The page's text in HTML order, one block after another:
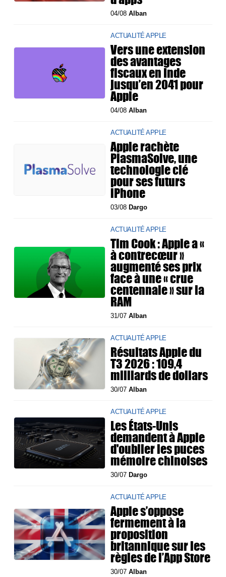
04/08Alban
ACTUALITÉ APPLE
Vers une extension
des avantages
fiscaux en Inde
jusqu’en 2041 pour
Apple
04/08Alban
ACTUALITÉ APPLE
Apple rachète
PlasmaSolve, une
technologie clé
pour ses futurs
iPhone
03/08 Dargo
ACTUALITÉ APPLE
Tim Cook : Apple a «
à contrecœur »
augmenté ses prix
face à une « crue
centennale » sur la
RAM
31/07Alban
ACTUALITÉ APPLE
Résultats Apple du
T3 2026 : 109,4
milliards de dollars
30/07Alban
ACTUALITÉ APPLE
Les États-Unis
demandent à Apple
d'oublier les puces
mémoire chinoises
30/07 Dargo
ACTUALITÉ APPLE
Apple s’oppose
fermement à la
proposition
britannique sur les
règles de l’App Store
30/07Alban